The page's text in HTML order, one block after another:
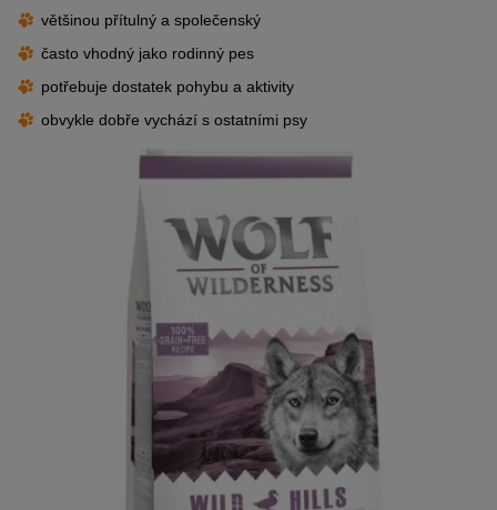
většinou přítulný a společenský
často vhodný jako rodinný pes
potřebuje dostatek pohybu a aktivity
obvykle dobře vychází s ostatními psy